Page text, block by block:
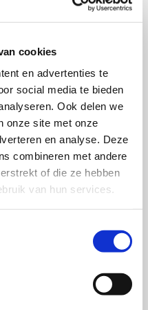
cookies
en advertenties te
social media te bieden
Ook delen we
onze site met onze
en analyse. Deze
combineren met andere
of die ze hebben
van hun services.
hobby’s, vinden zij ook
leuker en zullen ze
kopen.
reclames die
begrepen niet wat er
dat reclames al dan niet
waren afgestemd.
zoals: is het ethisch
van targeting als de
gebeurt? Dit geldt zowel
ook, hoe gaan we